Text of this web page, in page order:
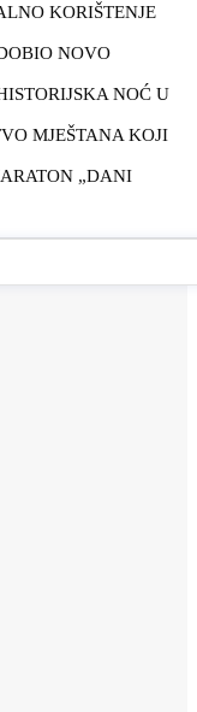
KORIŠTENJE
NOVO
NOĆ U
MJEŠTANA KOJI
„DANI